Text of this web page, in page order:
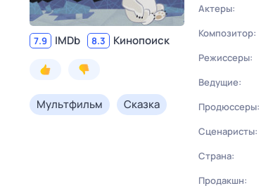
7.9 IMDb 8.3 Кинопоиск
Мультфильм Сказка
Актеры:
Композитор:
Режиссеры:
Ведущие:
Продюссеры:
Сценаристы:
Страна:
Продакшн: